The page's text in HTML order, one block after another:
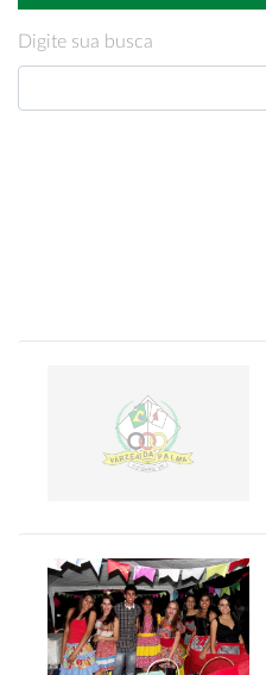
Digite sua busca